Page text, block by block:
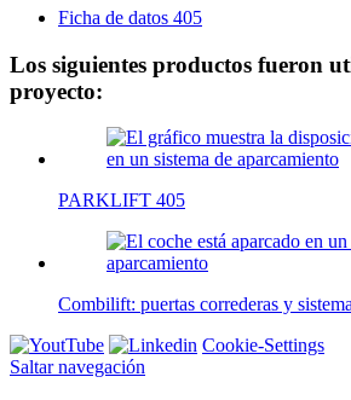
Ficha de datos 405
Los siguientes productos fueron
proyecto:
PARKLIFT 405
Combilift: puertas correderas y
Cookie-Settings
Saltar navegación